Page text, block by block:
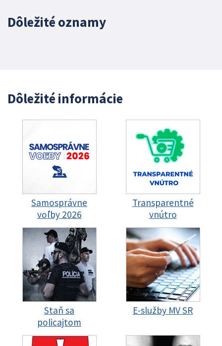
Dôležité oznamy
Dôležité informácie
Samosprávne
voľby 2026
Transparentné
vnútro
Staň sa
policajtom
E-služby MV SR